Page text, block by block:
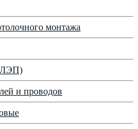
монтажа
и проводов